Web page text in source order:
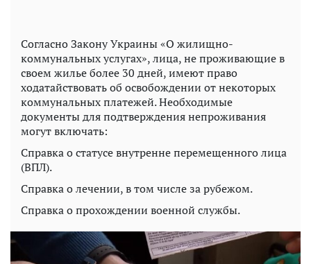
Согласно Закону Украины «О жилищно-
коммунальных услугах», лица, не проживающие в
своем жилье более 30 дней, имеют право
ходатайствовать об освобождении от некоторых
коммунальных платежей. Необходимые
документы для подтверждения непроживания
могут включать:
Справка о статусе внутренне перемещенного лица
(ВПЛ).
Справка о лечении, в том числе за рубежом.
Справка о прохождении военной службы.